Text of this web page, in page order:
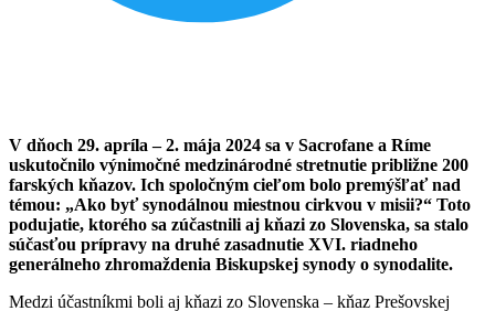
V dňoch 29. apríla – 2. mája 2024 sa v Sacrofane a Ríme
uskutočnilo výnimočné medzinárodné stretnutie približne 200
farských kňazov. Ich spoločným cieľom bolo premýšľať nad
témou: „Ako byť synodálnou miestnou cirkvou v misii?“ Toto
podujatie, ktorého sa zúčastnili aj kňazi zo Slovenska, sa stalo
súčasťou prípravy na druhé zasadnutie XVI. riadneho
generálneho zhromaždenia Biskupskej synody o synodalite.
Medzi účastníkmi boli aj kňazi zo Slovenska – kňaz Prešovskej